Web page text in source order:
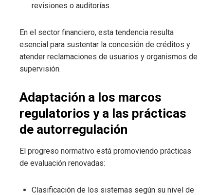
revisiones o auditorías.
En el sector financiero, esta tendencia resulta
esencial para sustentar la concesión de créditos y
atender reclamaciones de usuarios y organismos de
supervisión.
Adaptación a los marcos
regulatorios y a las prácticas
de autorregulación
El progreso normativo está promoviendo prácticas
de evaluación renovadas:
Clasificación de los sistemas según su nivel de